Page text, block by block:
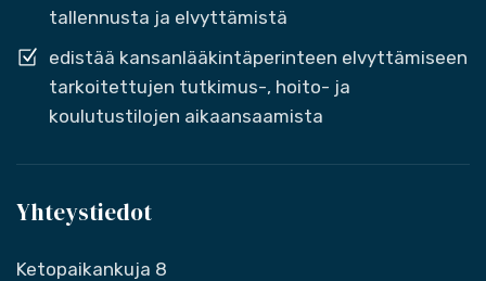
tallennusta ja elvyttämistä
edistää kansanlääkintäperinteen elvyttämiseen
tarkoitettujen tutkimus-, hoito- ja
koulutustilojen aikaansaamista
Yhteystiedot
Ketopaikankuja 8